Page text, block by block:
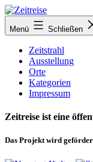
Zum
Inhalt
springen
Menü Schließen
Zeitstrahl
Ausstellung
Orte
Kategorien
Impressum
Zeitreise ist eine
Das Projekt wird